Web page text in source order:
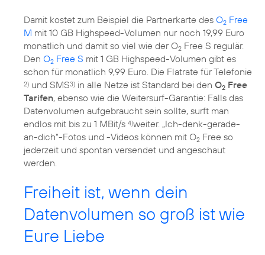
Damit kostet zum Beispiel die Partnerkarte des O2 Free
M mit 10 GB Highspeed-Volumen nur noch 19,99 Euro
monatlich und damit so viel wie der O2 Free S regulär.
Den O2 Free S mit 1 GB Highspeed-Volumen gibt es
schon für monatlich 9,99 Euro. Die Flatrate für Telefonie
2) und SMS3) in alle Netze ist Standard bei den O2 Free
Tarifen, ebenso wie die Weitersurf-Garantie: Falls das
Datenvolumen aufgebraucht sein sollte, surft man
endlos mit bis zu 1 MBit/s 4)weiter. „Ich-denk-gerade-
an-dich“-Fotos und -Videos können mit O2 Free so
jederzeit und spontan versendet und angeschaut
werden.
Freiheit ist, wenn dein
Datenvolumen so groß ist wie
Eure Liebe